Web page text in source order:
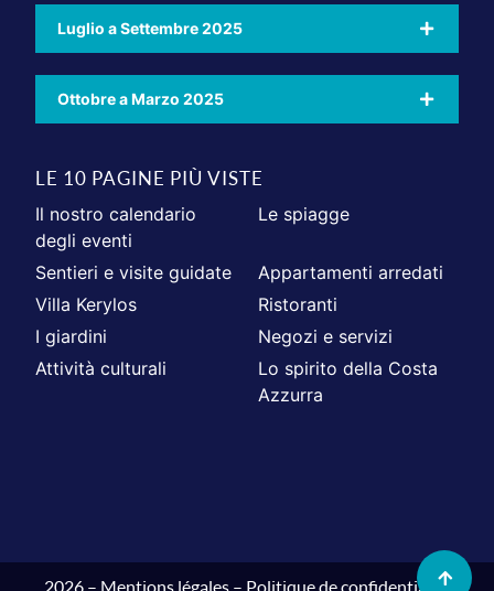
Luglio a Settembre 2025
Ottobre a Marzo 2025
LE 10 PAGINE PIÙ VISTE
Il nostro calendario
degli eventi
Le spiagge
Sentieri e visite guidate
Appartamenti arredati
Villa Kerylos
Ristoranti
I giardini
Negozi e servizi
Attività culturali
Lo spirito della Costa
Azzurra
2026 – Mentions légales– Politique de confidentialité